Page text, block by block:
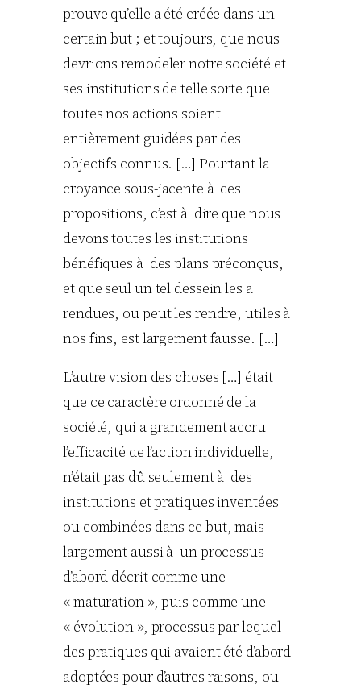
prouve qu’elle a été créée dans un
certain but ; et toujours, que nous
devrions remodeler notre société et
ses institutions de telle sorte que
toutes nos actions soient
entièrement guidées par des
objectifs connus. […] Pourtant la
croyance sous-jacente à ces
propositions, c’est à dire que nous
devons toutes les institutions
bénéfiques à des plans préconçus,
et que seul un tel dessein les a
rendues, ou peut les rendre, utiles à
nos fins, est largement fausse. […]
L’autre vision des choses […] était
que ce caractère ordonné de la
société, qui a grandement accru
l’efficacité de l’action individuelle,
n’était pas dû seulement à des
institutions et pratiques inventées
ou combinées dans ce but, mais
largement aussi à un processus
d’abord décrit comme une
« maturation », puis comme une
« évolution », processus par lequel
des pratiques qui avaient été d’abord
adoptées pour d’autres raisons, ou